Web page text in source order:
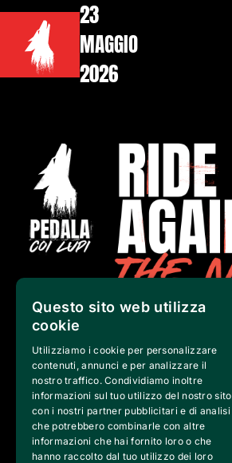
23
MAGGIO
2026
Questo sito web utilizza
cookie
Utilizziamo i cookie per personalizzare
contenuti, annunci e per analizzare il
nostro traffico. Condividiamo inoltre
informazioni sul tuo utilizzo del nostro sito
con i nostri partner pubblicitari e di analisi
che potrebbero combinarle con altre
informazioni che hai fornito loro o che
hanno raccolto dal tuo utilizzo dei loro